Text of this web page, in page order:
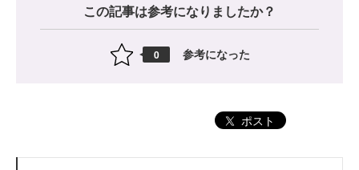
この記事は参考になりましたか？
0 参考になった
ポスト